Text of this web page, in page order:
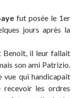
fut posée le 1er
jours après la
Benoît, il leur fallait
son ami Patrizio.
qui handicapait
recevoir les ordres